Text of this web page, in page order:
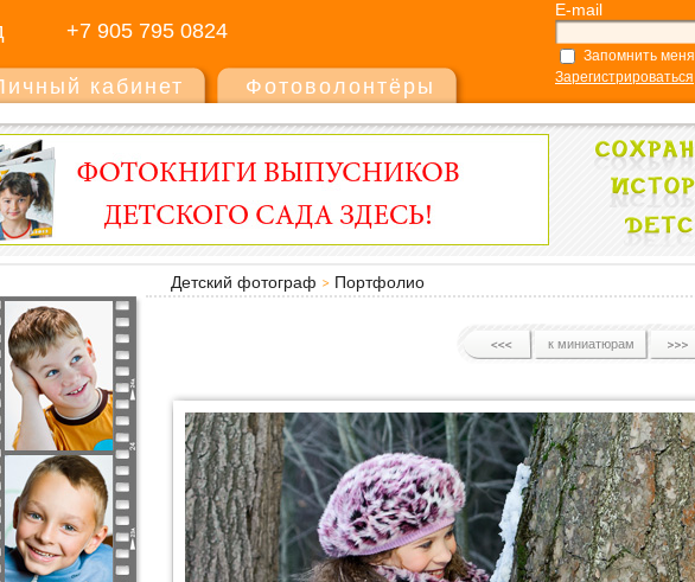
+7 905 795 0824
E-mail
Запомнить меня
Зарегистрироваться
кабинет Фотоволонтёры
Детский фотограф
Портфолио
к миниатюрам